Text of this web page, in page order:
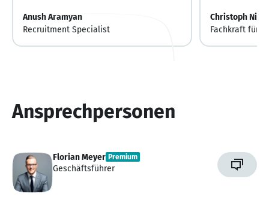
Anush Aramyan
Recruitment Specialist
Christoph
Fachkraft für
Ansprechpersonen
Florian Meyer Premium
Geschäftsführer